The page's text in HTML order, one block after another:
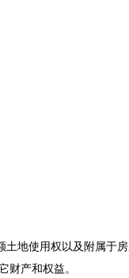
地使用权以及附属于房
财产和权益。